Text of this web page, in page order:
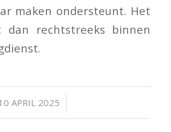
maken ondersteunt. Het
dan rechtstreeks binnen
APRIL 2025
/